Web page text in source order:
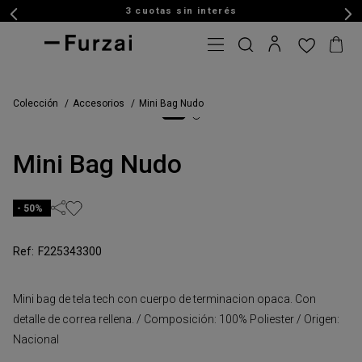
3 cuotas sin interés
Colección Accesorios Mini Bag Nudo
Mini Bag Nudo
50%
F225343300
Mini bag de tela tech con cuerpo de terminacion opaca. Con
detalle de correa rellena. / Composición: 100% Poliester / Origen:
Nacional